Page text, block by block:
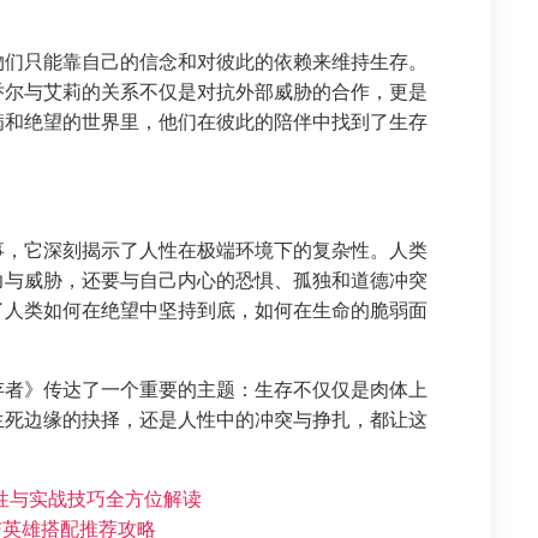
只能靠自己的信念和对彼此的依赖来维持生存。
与艾莉的关系不仅是对抗外部威胁的合作，更是
绝望的世界里，他们在彼此的陪伴中找到了生存
它深刻揭示了人性在极端环境下的复杂性。人类
威胁，还要与自己内心的恐惧、孤独和道德冲突
类如何在绝望中坚持到底，如何在生命的脆弱面
》传达了一个重要的主题：生存不仅仅是肉体上
边缘的抉择，还是人性中的冲突与挣扎，都让这
与实战技巧全方位解读
雄搭配推荐攻略